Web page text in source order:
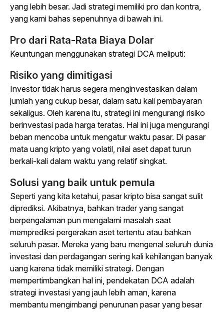
yang lebih besar. Jadi strategi memiliki pro dan kontra,
yang kami bahas sepenuhnya di bawah ini.
Pro dari Rata-Rata Biaya Dolar
Keuntungan menggunakan strategi DCA meliputi:
Risiko yang dimitigasi
Investor tidak harus segera menginvestasikan dalam
jumlah yang cukup besar, dalam satu kali pembayaran
sekaligus. Oleh karena itu, strategi ini mengurangi risiko
berinvestasi pada harga teratas. Hal ini juga mengurangi
beban mencoba untuk mengatur waktu pasar. Di pasar
mata uang kripto yang volatil, nilai aset dapat turun
berkali-kali dalam waktu yang relatif singkat.
Solusi yang baik untuk pemula
Seperti yang kita ketahui, pasar kripto bisa sangat sulit
diprediksi. Akibatnya, bahkan trader yang sangat
berpengalaman pun mengalami masalah saat
memprediksi pergerakan aset tertentu atau bahkan
seluruh pasar. Mereka yang baru mengenal seluruh dunia
investasi dan perdagangan sering kali kehilangan banyak
uang karena tidak memiliki strategi. Dengan
mempertimbangkan hal ini, pendekatan DCA adalah
strategi investasi yang jauh lebih aman, karena
membantu mengimbangi penurunan pasar yang besar